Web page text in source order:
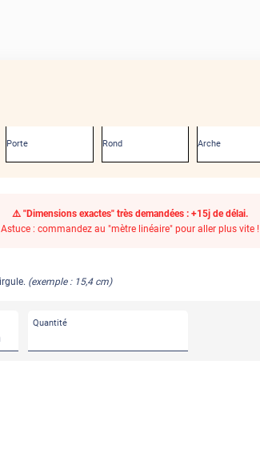
Porte Rond Arche
⚠️ "Dimensions exactes" très demandées : +15j de délai.
Astuce : commandez au "mètre linéaire" pour aller plus vite !
(exemple : 15,4 cm)
Quantité